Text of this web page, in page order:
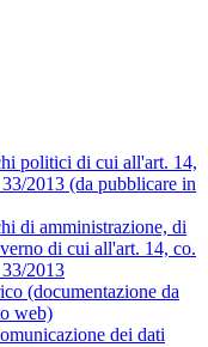
politici di cui all'art. 14,
2013 (da pubblicare in
di amministrazione, di
di cui all'art. 14, co.
2013
(documentazione da
web)
dei dati